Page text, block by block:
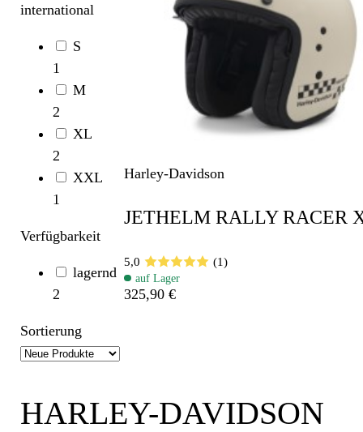
international
S
1
M
2
XL
2
XXL
1
Verfügbarkeit
lagernd
2
Sortierung
Harley-Davidson
JETHELM RALLY RACER
5,0
(1)
auf Lager
325,90 €
HARLEY-DAVIDSON